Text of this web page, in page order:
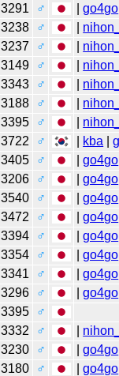
3291 ♂ |go4go
3238 ♂
3237 ♂
3149 ♂
3343 ♂
3188 ♂
3395 ♂
3722 ♂ kba |
3405 ♂ |go4go
3206 ♂ |go4go
3540 ♂ |go4go
3472 ♂ |go4go
3394 ♂ |go4go
3354 ♂ |go4go
3341 ♂ |go4go
3296 ♂ |go4go
3395
♂
3332 ♂
3230 ♂ |go4go
3180 ♂ |go4go